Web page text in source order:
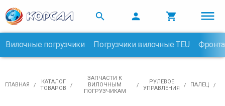
  
Вилочные погрузчики Погрузчики вилочные TEU
ГЛАВНАЯ
КАТАЛОГ
ТОВАРОВ
ЗАПЧАСТИ К
ВИЛОЧНЫМ
ПОГРУЗЧИКАМ
РУЛЕВОЕ
УПРАВЛЕНИЯ
ПАЛЕЦ